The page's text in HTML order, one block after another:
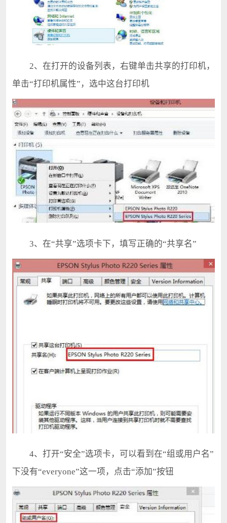
2、在打开的设备列表，右键单击共享的打印机，
单击“打印机属性”，选中这台打印机
3、在“共享”选项卡下，填写正确的“共享名”
4、打开“安全”选项卡，可以看到在“组或用户名”
下没有“everyone”这一项，点击“添加”按钮